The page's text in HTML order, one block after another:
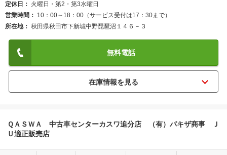
定休日
火曜日・第2・第3水曜日
営業時間
10：00～18：00（サービス受付は17：30まで）
所在地
秋田県秋田市下新城中野琵琶沼１４６－３
無料電話
ＱＡＳＷＡ 中古車センターカスワ追分店 （有）パキザ商事 Ｊ
Ｕ適正販売店